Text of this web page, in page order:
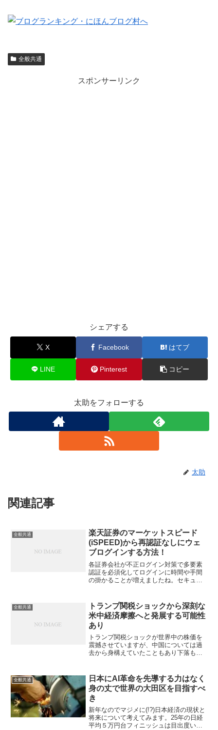
全般共通
スポンサーリンク
シェアする
X Facebook はてブ
LINE Pinterest コピー
太助をフォローする
太助
関連記事
全般共通
楽天証券のマーケットスピード
(iSPEED)から再認証なしにウェ
ブログインする方法！
各証券会社が不正ログイン対策で多要素
認証を必須化してログインに時間や手間
の掛かることが増えましたね。セキュリ
う少しなんとかならないのかと思うこと
も多々。私の場合は特に面...
全般共通
トランプ関税ショックから深刻な
米中経済摩擦へと発展する可能性
あり
トランプ関税ショックが世界中の株価を
震撼させていますが、中国については過
去から身構えていたこともあり下落も小
ハンセン指数はなんと13.2％も下落して
結局世界同時大株安に...
全般共通
日本にAI革命を先導する力はなく
身の丈で世界の大田区を目指すべ
き
新年なのでマジメに(!?)日本経済の現状と
将来について考えてみます。25年の日経
平均５万円台フィニッシュは目出度い！